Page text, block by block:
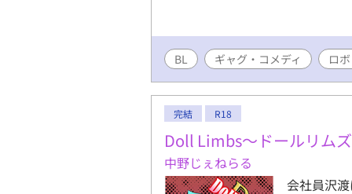
BL ギャグ・コメディ ロ
完結 R18
Doll Limbs～ドールリム
中野じぇねらる
会社員沢